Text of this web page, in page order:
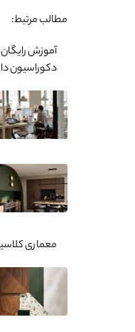
مطالب مرتبط:
دکوراسیون
معماری